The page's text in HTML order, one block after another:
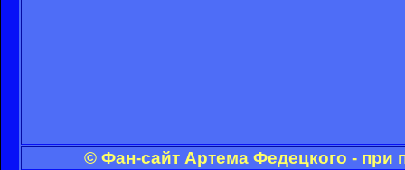
© Фан-сайт Артема Федецкого - при